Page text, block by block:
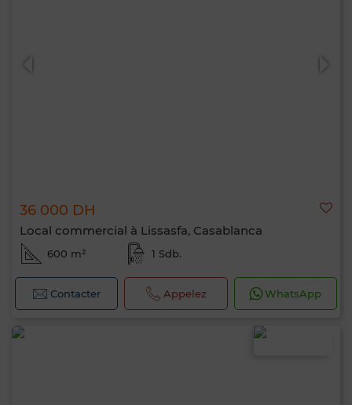
36 000 DH
Local commercial à Lissasfa, Casablanca
600 m² 1 Sdb.
Contacter Appelez WhatsApp